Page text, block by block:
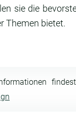
sie die
Themen bietet.